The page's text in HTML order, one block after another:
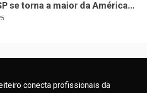
se torna a maior da América
conecta profissionais da